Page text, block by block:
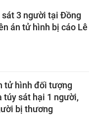
3 người tại Đồng
án tử hình bị cáo Lê
tử hình đối tượng
túy sát hại 1 người,
bị thương